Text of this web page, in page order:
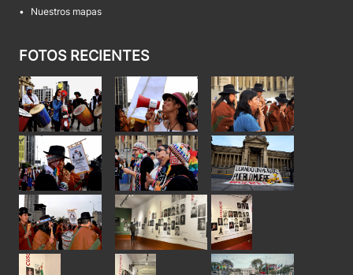
• Nuestros mapas
FOTOS RECIENTES